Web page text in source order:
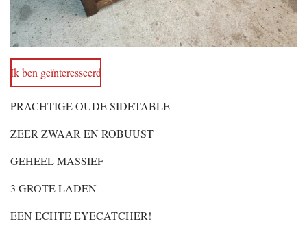
Ik ben geïnteresseerd
PRACHTIGE OUDE SIDETABLE
ZEER ZWAAR EN ROBUUST
GEHEEL MASSIEF
3 GROTE LADEN
EEN ECHTE EYECATCHER!